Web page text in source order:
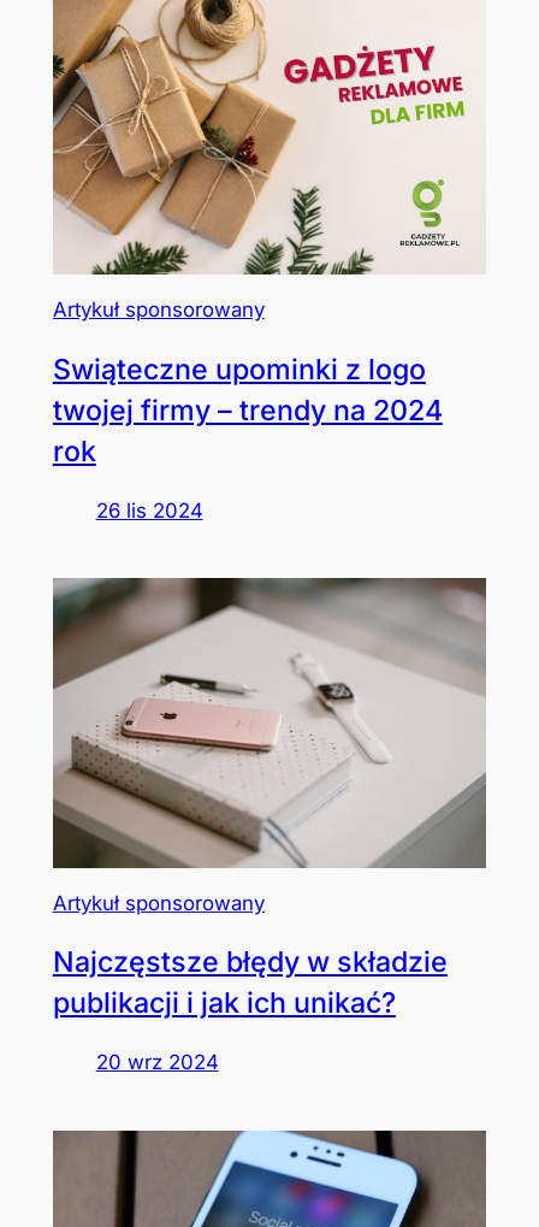
Artykuł sponsorowany
Swiąteczne upominki z logo
twojej firmy – trendy na 2024
rok
26 lis 2024
Artykuł sponsorowany
Najczęstsze błędy w składzie
publikacji i jak ich unikać?
20 wrz 2024